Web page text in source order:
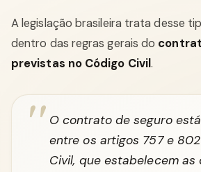
A legislação brasileira trata desse
dentro das regras gerais do
previstas no Código Civil.
O contrato de seguro
entre os artigos 757 e
Civil, que estabelecem as